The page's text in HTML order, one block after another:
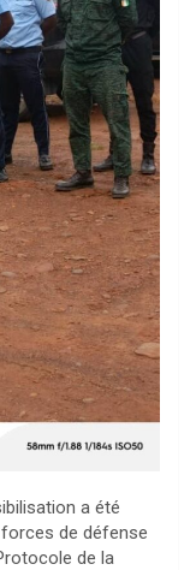
a été
forces de défense
de la